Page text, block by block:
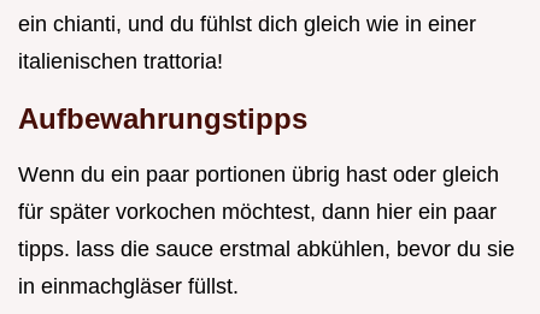
ein chianti, und du fühlst dich gleich wie in einer
italienischen trattoria!
Aufbewahrungstipps
Wenn du ein paar portionen übrig hast oder gleich
für später vorkochen möchtest, dann hier ein paar
tipps. lass die sauce erstmal abkühlen, bevor du sie
in einmachgläser füllst.